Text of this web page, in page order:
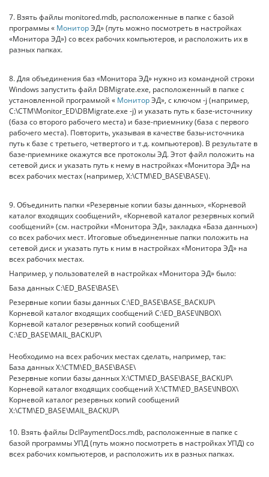
7. Взять файлы monitored.mdb, расположенные в папке с базой
программы « МониторЭД» (путь можно посмотреть в настройках
«Монитора ЭД») со всех рабочих компьютеров, и расположить их в
разных папках.
8. Для объединения баз «Монитора ЭД» нужно из командной строки
Windows запустить файл DBMigrate.exe, расположенный в папке с
установленной программой « МониторЭД», с ключом -j (например,
C:\CTM\Monitor_ED\DBMigrate.exe -j) и указать путь к базе-источнику
(база со второго рабочего места) и базе-приемнику (база с первого
рабочего места). Повторить, указывая в качестве базы-источника
путь к базе с третьего, четвертого и т.д. компьютеров). В результате в
базе-приемнике окажутся все протоколы ЭД. Этот файл положить на
сетевой диск и указать путь к нему в настройках «Монитора ЭД» на
всех рабочих местах (например, X:\CTM\ED_BASE\BASE\).
9. Объединить папки «Резервные копии базы данных», «Корневой
каталог входящих сообщений», «Корневой каталог резервных копий
сообщений» (см. настройки «Монитора ЭД», закладка «База данных»)
со всех рабочих мест. Итоговые объединенные папки положить на
сетевой диск и указать путь к ним в настройках «Монитора ЭД» на
всех рабочих местах.
Например, у пользователей в настройках «Монитора ЭД» было:
База данных C:\ED_BASE\BASE\
Резервные копии базы данных C:\ED_BASE\BASE_BACKUP\
Корневой каталог входящих сообщений C:\ED_BASE\INBOX\
Корневой каталог резервных копий сообщений
C:\ED_BASE\MAIL_BACKUP\
Необходимо на всех рабочих местах сделать, например, так:
База данных X:\CTM\ED_BASE\BASE\
Резервные копии базы данных X:\CTM\ED_BASE\BASE_BACKUP\
Корневой каталог входящих сообщений X:\CTM\ED_BASE\INBOX\
Корневой каталог резервных копий сообщений
X:\CTM\ED_BASE\MAIL_BACKUP\
10. Взять файлы DclPaymentDocs.mdb, расположенные в папке с
базой программы УПД (путь можно посмотреть в настройках УПД) со
всех рабочих компьютеров, и расположить их в разных папках.